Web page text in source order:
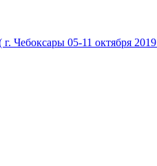
05-11 октября 2019